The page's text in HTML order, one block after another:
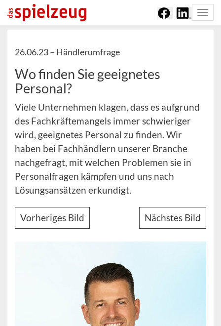
26.06.23 – Händlerumfrage
Wo finden Sie geeignetes
Personal?
Viele Unternehmen klagen, dass es aufgrund
des Fachkräftemangels immer schwieriger
wird, geeignetes Personal zu finden. Wir
haben bei Fachhändlern unserer Branche
nachgefragt, mit welchen Problemen sie in
Personalfragen kämpfen und uns nach
Lösungsansätzen erkundigt.
Vorheriges Bild Nächstes Bild